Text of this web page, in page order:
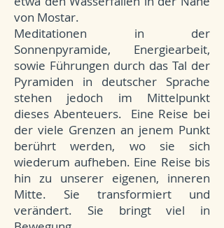
von Mostar.
Meditationen in der
Sonnenpyramide, Energiearbeit,
sowie Führungen durch das Tal der
Pyramiden in deutscher Sprache
stehen jedoch im Mittelpunkt
dieses Abenteuers. Eine Reise bei
der viele Grenzen an jenem Punkt
berührt werden, wo sie sich
wiederum aufheben. Eine Reise bis
hin zu unserer eigenen, inneren
Mitte. Sie transformiert und
verändert. Sie bringt viel in